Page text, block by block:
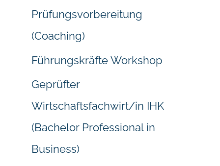
Prüfungsvorbereitung
(Coaching)
Führungskräfte Workshop
Geprüfter
Wirtschaftsfachwirt/in IHK
(Bachelor Professional in
Business)